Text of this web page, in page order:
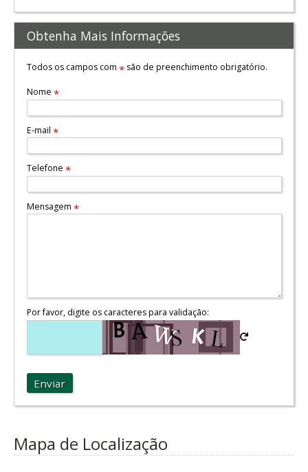
Obtenha Mais Informações
Todos os campos com *são de preenchimento obrigatório.
Nome *
E-mail *
Telefone *
Mensagem *
Por favor, digite os caracteres para validação:
Enviar
Mapa de Localização